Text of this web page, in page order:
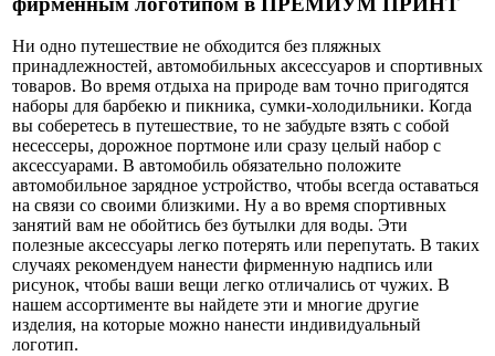
Ни одно путешествие не обходится без пляжных
принадлежностей, автомобильных аксессуаров и спортивных
товаров. Во время отдыха на природе вам точно пригодятся
наборы для барбекю и пикника, сумки-холодильники. Когда
вы соберетесь в путешествие, то не забудьте взять с собой
несессеры, дорожное портмоне или сразу целый набор с
аксессуарами. В автомобиль обязательно положите
автомобильное зарядное устройство, чтобы всегда оставаться
на связи со своими близкими. Ну а во время спортивных
занятий вам не обойтись без бутылки для воды. Эти
полезные аксессуары легко потерять или перепутать. В таких
случаях рекомендуем нанести фирменную надпись или
рисунок, чтобы ваши вещи легко отличались от чужих. В
нашем ассортименте вы найдете эти и многие другие
изделия, на которые можно нанести индивидуальный
логотип.